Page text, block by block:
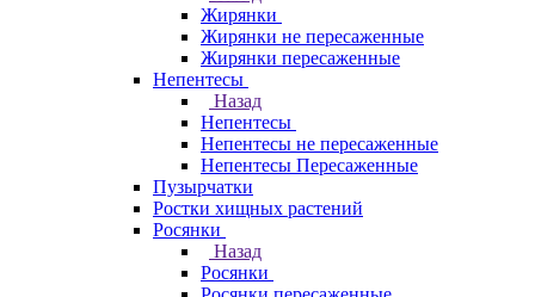
Жирянки
Жирянки не пересаженные
Жирянки пересаженные
Непентесы
Назад
Непентесы
Непентесы не пересаженные
Непентесы Пересаженные
Пузырчатки
Ростки хищных растений
Росянки
Назад
Росянки